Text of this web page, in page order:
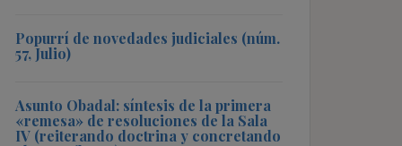
Popurrí de novedades judiciales (núm.
57, Julio)
Asunto Obadal: síntesis de la primera
«remesa» de resoluciones de la Sala
IV (reiterando doctrina y concretando